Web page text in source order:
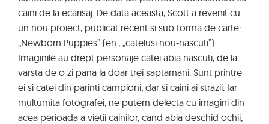
caini de la ecarisaj. De data aceasta, Scott a revenit cu
un nou proiect, publicat recent si sub forma de carte:
„Newborn Puppies” (en., „catelusi nou-nascuti”).
Imaginile au drept personaje catei abia nascuti, de la
varsta de o zi pana la doar trei saptamani. Sunt printre
ei si catei din parinti campioni, dar si caini ai strazii. Iar
multumita fotografei, ne putem delecta cu imagini din
acea perioada a vietii cainilor, cand abia deschid ochii,